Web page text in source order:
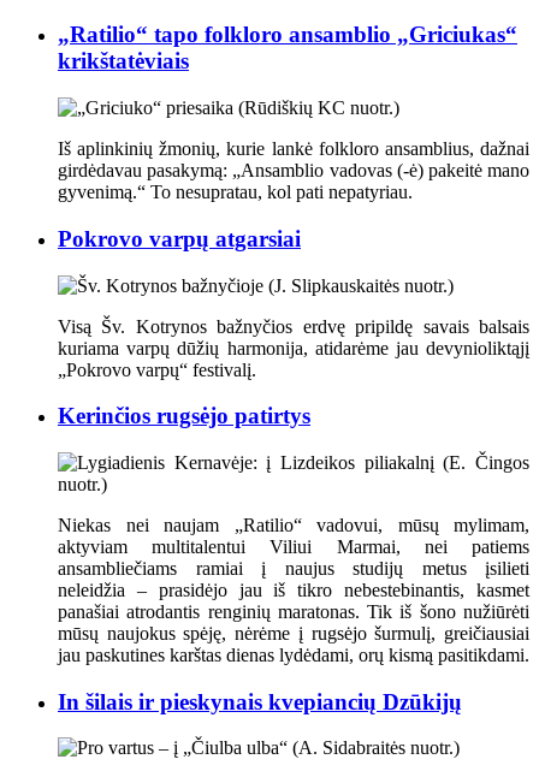
„Ratilio“ tapo folkloro ansamblio „Griciukas“
krikštatėviais
Iš aplinkinių žmonių, kurie lankė folkloro ansamblius, dažnai
girdėdavau pasakymą: „Ansamblio vadovas (-ė) pakeitė mano
gyvenimą.“ To nesupratau, kol pati nepatyriau.
Pokrovo varpų atgarsiai
Visą Šv. Kotrynos bažnyčios erdvę pripildę savais balsais
kuriama varpų dūžių harmonija, atidarėme jau devynioliktąjį
„Pokrovo varpų“ festivalį.
Kerinčios rugsėjo patirtys
Niekas nei naujam „Ratilio“ vadovui, mūsų mylimam,
aktyviam multitalentui Viliui Marmai, nei patiems
ansambliečiams ramiai į naujus studijų metus įsilieti
neleidžia – prasidėjo jau iš tikro nebestebinantis, kasmet
panašiai atrodantis renginių maratonas. Tik iš šono nužiūrėti
mūsų naujokus spėję, nėrėme į rugsėjo šurmulį, greičiausiai
jau paskutines karštas dienas lydėdami, orų kismą pasitikdami.
In šilais ir pieskynais kvepiancių Dzūkijų